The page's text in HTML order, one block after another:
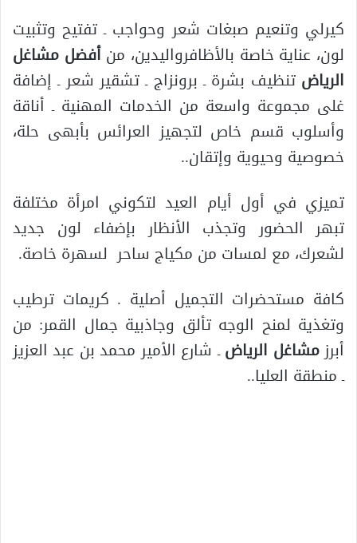
كيرلي وتنعيم صبغات شعر وحواجب ـ تفتيح وتثبيت
لون، عناية خاصة بالأظافرواليدين، منأفضل مشاغل
الرياض تنظيف بشرة ـ برونزاج ـ تشقير شعر ـ إضافة
غلى مجموعة واسعة من الخدمات المهنية ـ أناقة
وأسلوب قسم خاص لتجهيز العرائس بأبهى حلة،
خصوصية وحيوية وإتقان..
تميزي في أول أيام العيد لتكوني امرأة مختلفة
تبهر الحضور وتجذب الأنظار بإضفاء لون جديد
لشعرك، مع لمسات من مكياج ساحر لسهرة خاصة.
كافة مستحضرات التجميل أصلية . كريمات ترطيب
وتغذية لمنح الوجه تألق وجاذبية جمال القمر: من
أبرزمشاغل الرياضـ شارع الأمير محمد بن عبد العزيز
ـ منطقة العليا..